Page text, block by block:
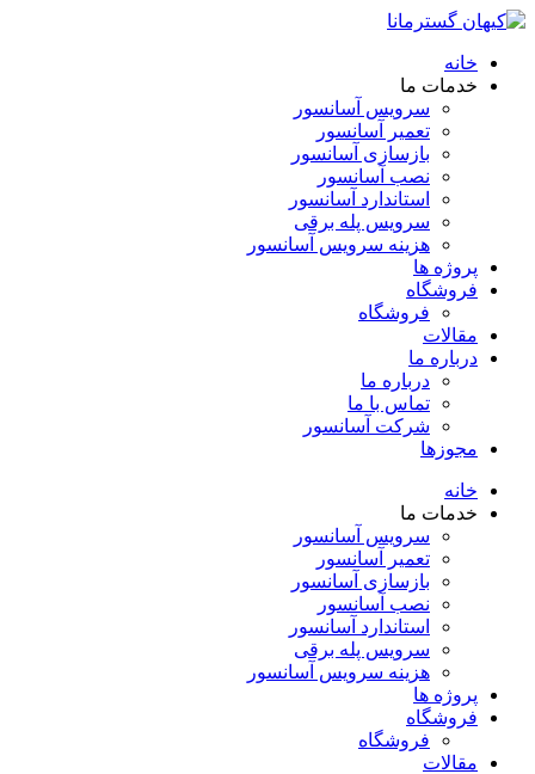
خانه
خدمات ما
سرویس آسانسور
تعمیر آسانسور
بازسازی آسانسور
نصب آسانسور
استاندارد آسانسور
سرویس پله برقی
هزینه سرویس آسانسور
پروژه ها
فروشگاه
فروشگاه
مقالات
درباره ما
درباره ما
تماس با ما
شرکت آسانسور
مجوزها
خانه
خدمات ما
سرویس آسانسور
تعمیر آسانسور
بازسازی آسانسور
نصب آسانسور
استاندارد آسانسور
سرویس پله برقی
هزینه سرویس آسانسور
پروژه ها
فروشگاه
فروشگاه
مقالات